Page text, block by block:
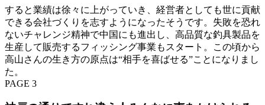
すると業績は徐々に上がっていき、経営者としても世に貢献
できる会社づくりを志すようになったそうです。失敗を恐れ
ないチャレンジ精神で中国にも進出し、高品質な釣具製品を
生産して販売するフィッシング事業もスタート。この頃から
高山さんの生き方の原点は“相手を喜ばせる”ことになりまし
た。
PAGE 3